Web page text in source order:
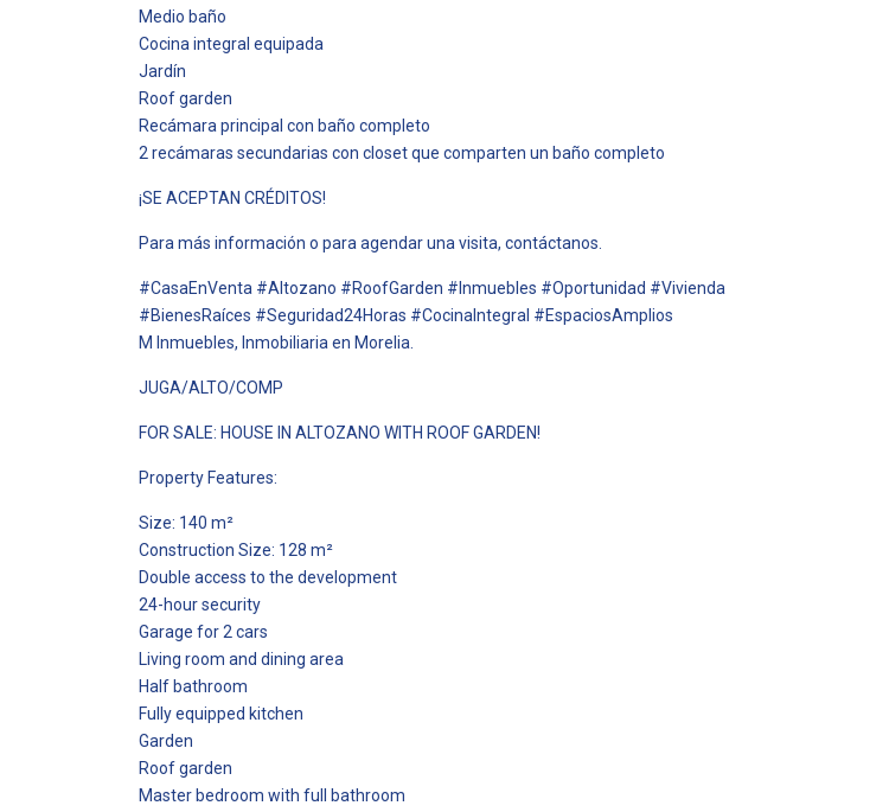
Medio baño
Cocina integral equipada
Jardín
Roof garden
Recámara principal con baño completo
2 recámaras secundarias con closet que comparten un baño completo
¡SE ACEPTAN CRÉDITOS!
Para más información o para agendar una visita, contáctanos.
#CasaEnVenta #Altozano #RoofGarden #Inmuebles #Oportunidad #Vivienda
#BienesRaíces #Seguridad24Horas #CocinaIntegral #EspaciosAmplios
M Inmuebles, Inmobiliaria en Morelia.
JUGA/ALTO/COMP
FOR SALE: HOUSE IN ALTOZANO WITH ROOF GARDEN!
Property Features:
Size: 140 m²
Construction Size: 128 m²
Double access to the development
24-hour security
Garage for 2 cars
Living room and dining area
Half bathroom
Fully equipped kitchen
Garden
Roof garden
Master bedroom with full bathroom